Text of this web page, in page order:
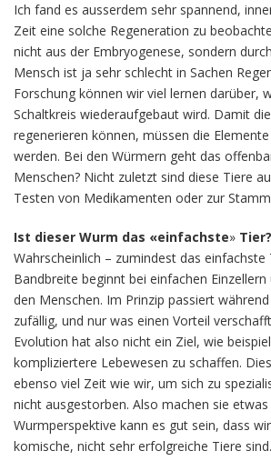
Ich fand es ausserdem sehr spannend,
Zeit eine solche Regeneration zu
nicht aus der Embryogenese, sondern
Mensch ist ja sehr schlecht in Sachen
Forschung können wir viel lernen darüber,
Schaltkreis wiederaufgebaut wird. Damit
regenerieren können, müssen die
werden. Bei den Würmern geht das
Menschen? Nicht zuletzt sind diese Tiere
Testen von Medikamenten oder zur
Ist dieser Wurm das «einfachste» Tier?
Wahrscheinlich – zumindest das einfachste
Bandbreite beginnt bei einfachen
den Menschen. Im Prinzip passiert
zufällig, und nur was einen Vorteil
Evolution hat also nicht ein Ziel, wie
kompliziertere Lebewesen zu schaffen.
ebenso viel Zeit wie wir, um sich zu
nicht ausgestorben. Also machen sie
Wurmperspektive kann es gut sein, dass
komische, nicht sehr erfolgreiche Tiere sind.